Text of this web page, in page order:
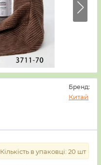
Бренд:
Китай
Кількість в упаковці: 20 шт